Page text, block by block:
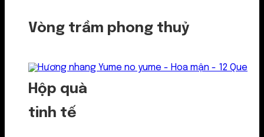
Vòng trầm phong thuỷ
Hộp quà
tinh tế